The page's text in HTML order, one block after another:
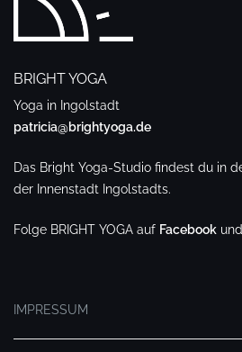
BRIGHT YOGA
Yoga in Ingolstadt
patricia@brightyoga.de
Das Bright Yoga-Studio findest du in
der Innenstadt Ingolstadts.
Folge BRIGHT YOGA auf Facebook
IMPRESSUM